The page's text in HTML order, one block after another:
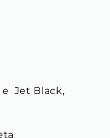
Jet Black,